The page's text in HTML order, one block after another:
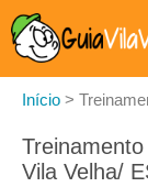
Início >
Vila Velha/